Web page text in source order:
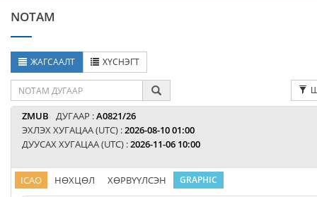
NOTAM
ЖАГСААЛТ ХҮСНЭГТ
ZMUB ДУГААР :A0821/26
ЭХЛЭХ ХУГАЦАА (UTC) :2026-08-10 01:00
ДУУСАХ ХУГАЦАА (UTC) :2026-11-06 10:00
ICAO НӨХЦӨЛ ХӨРВҮҮЛСЭН GRAPHIC